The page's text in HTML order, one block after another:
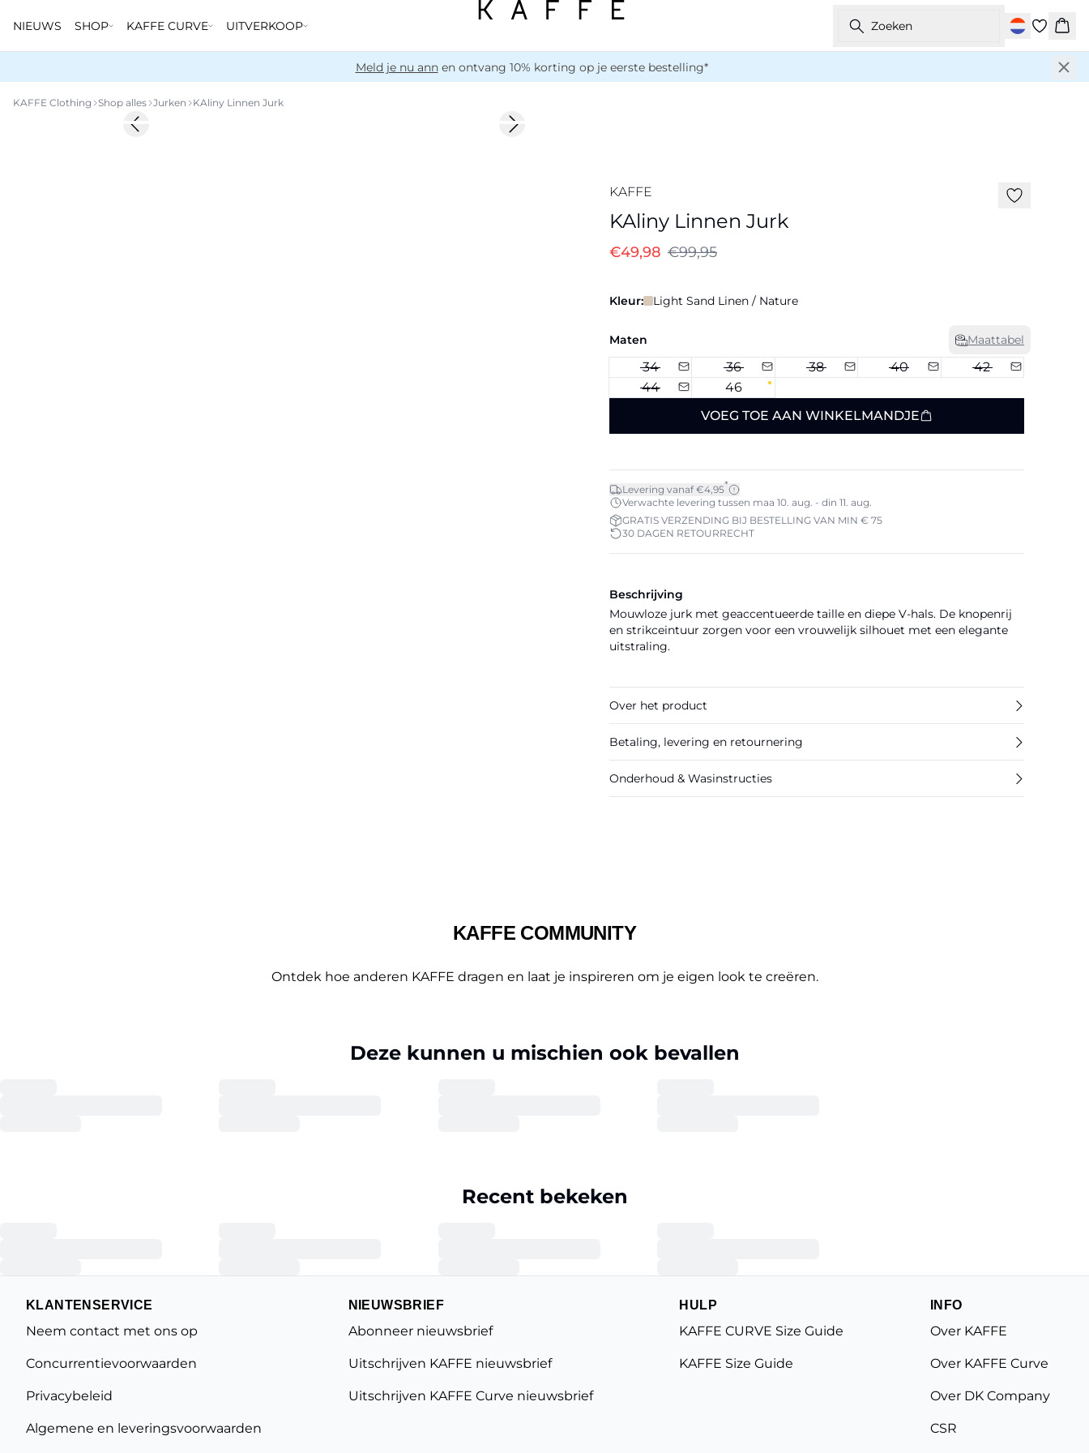
NIEUWS SHOP KAFFE CURVE UITVERKOOP Zoeken
Meld je nu annen ontvang 10% korting op je eerste bestelling*
KAFFE Clothing Shop alles Jurken KAliny Linnen Jurk
-50%Previous slide Next slide
KAFFE
KAliny Linnen Jurk
€49,98 €99,95
Kleur: Light Sand Linen / Nature
Maten Maattabel
34 36 38 40
42
44
46
VOEG TOE AAN WINKELMANDJE
Levering vanaf €4,95*
Verwachte levering tussen maa 10. aug. - din 11. aug.
GRATIS VERZENDING BIJ BESTELLING VAN MIN € 75
30 DAGEN RETOURRECHT
Beschrijving
Mouwloze jurk met geaccentueerde taille en diepe V-hals. De knopenrij
en strikceintuur zorgen voor een vrouwelijk silhouet met een elegante
uitstraling.
Over het product
Betaling, levering en retournering
Onderhoud & Wasinstructies
KAFFE COMMUNITY
Ontdek hoe anderen KAFFE dragen en laat je inspireren om je eigen look te creëren.
Deze kunnen u mischien ook bevallen
Recent bekeken
KLANTENSERVICE
Neem contact met ons op
Concurrentievoorwaarden
Privacybeleid
Algemene en leveringsvoorwaarden
NIEUWSBRIEF
Abonneer nieuwsbrief
Uitschrijven KAFFE nieuwsbrief
Uitschrijven KAFFE Curve nieuwsbrief
HULP
KAFFE CURVE Size Guide
KAFFE Size Guide
INFO
Over KAFFE
Over KAFFE Curve
Over DK Company
CSR